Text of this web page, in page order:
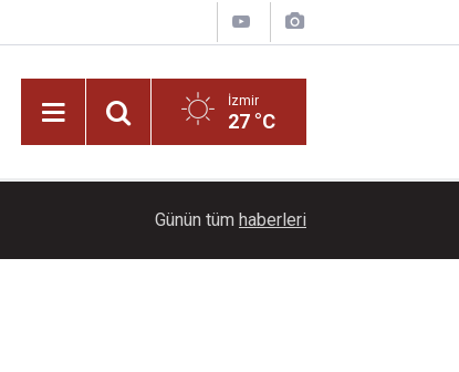
İzmir
27 °C
Başkan İlkay Çiçek tutuklandı!
Günün tüm haberleri